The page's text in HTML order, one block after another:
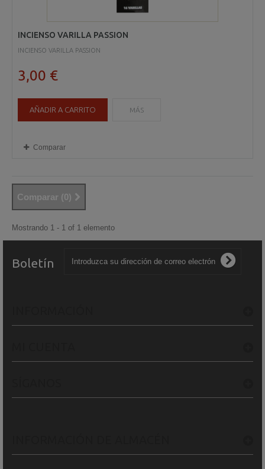
INCIENSO VARILLA PASSION
INCIENSO VARILLA PASSION
3,00 €
AÑADIR A CARRITO MÁS
Comparar
Comparar (0)
Mostrando 1 - 1 of 1 elemento
Boletín